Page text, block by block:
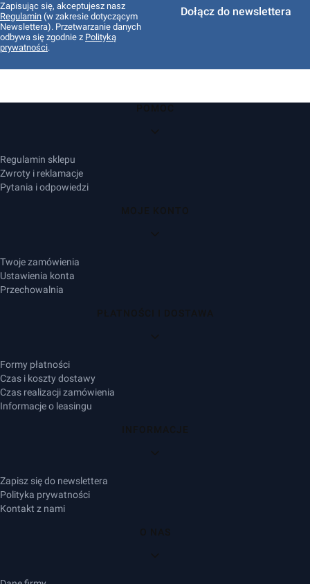
Zapisując się, akceptujesz nasz
Regulamin (w zakresie dotyczącym
Newslettera). Przetwarzanie danych
odbywa się zgodnie z Polityką
prywatności.
Dołącz do newslettera
Regulamin sklepu
Zwroty i reklamacje
Pytania i odpowiedzi
Twoje zamówienia
Ustawienia konta
Przechowalnia
Formy płatności
Czas i koszty dostawy
Czas realizacji zamówienia
Informacje o leasingu
Zapisz się do newslettera
Polityka prywatności
Kontakt z nami